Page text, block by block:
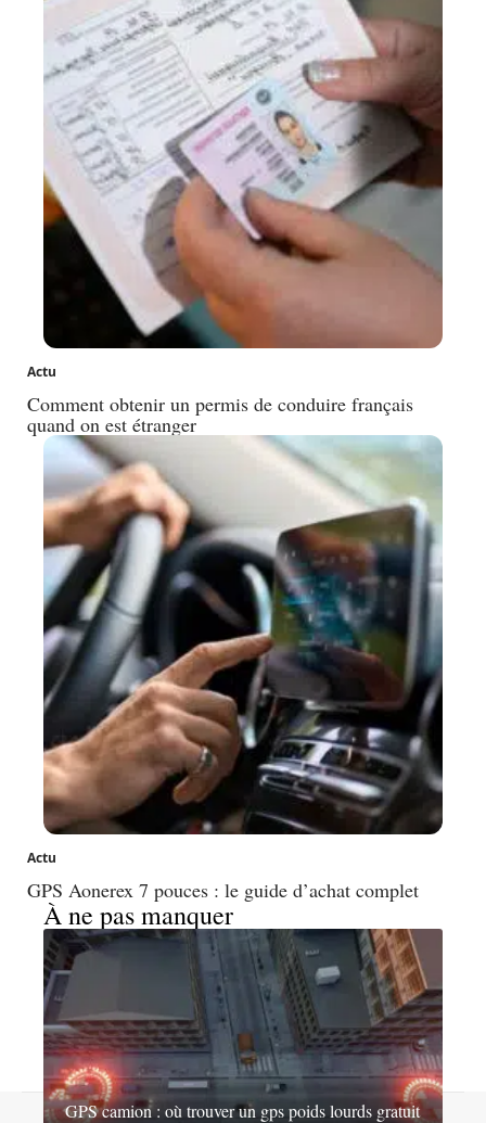
Actu
Comment obtenir un permis de conduire français
quand on est étranger
Actu
GPS Aonerex 7 pouces : le guide d’achat complet
À ne pas manquer
GPS camion : où trouver un gps poids lourds gratuit